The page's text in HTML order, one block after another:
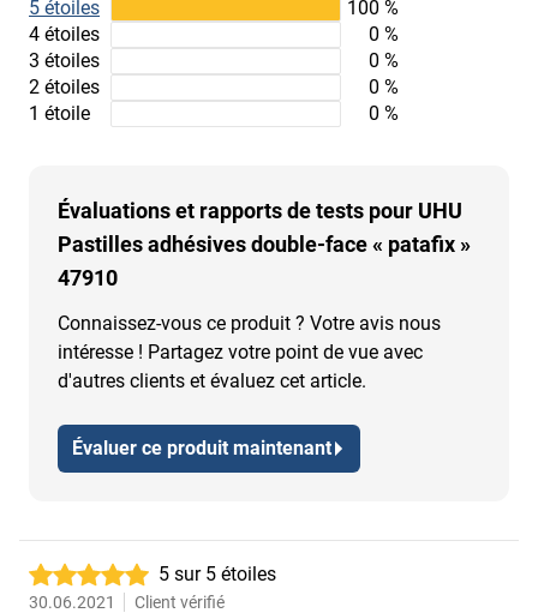
5 étoiles
100 %
4 étoiles
0 %
3 étoiles
0 %
2 étoiles
0 %
1 étoile
0 %
Évaluations et rapports de tests pour UHU
Pastilles adhésives double-face « patafix »
47910
Connaissez-vous ce produit ? Votre avis nous
intéresse ! Partagez votre point de vue avec
d'autres clients et évaluez cet article.
Évaluer ce produit maintenant
5 sur 5 étoiles
30.06.2021 Client vérifié